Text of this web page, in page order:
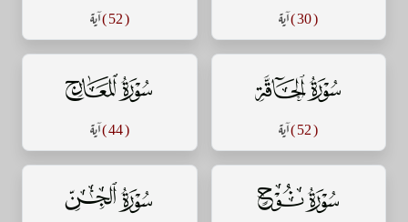
( 30 ) آية ( 52 ) آية
سورة الحاقة
( 52 ) آية
سورة المعارج
( 44 ) آية
سورة نوح سورة الجن